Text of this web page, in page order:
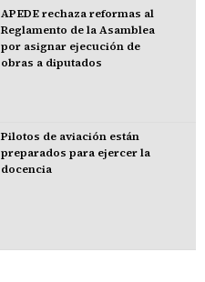
APEDE rechaza reformas al
Reglamento de la Asamblea
por asignar ejecución de
obras a diputados
Pilotos de aviación están
preparados para ejercer la
docencia